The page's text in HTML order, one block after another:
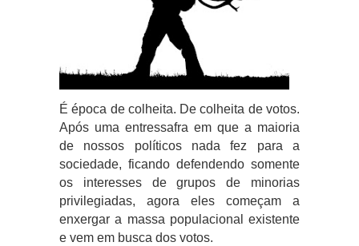
É época de colheita. De colheita de votos.
Após uma entressafra em que a maioria
de nossos políticos nada fez para a
sociedade, ficando defendendo somente
os interesses de grupos de minorias
privilegiadas, agora eles começam a
enxergar a massa populacional existente
e vem em busca dos votos.